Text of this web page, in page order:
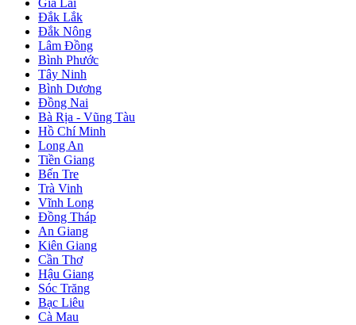
Gia Lai
Đắk Lắk
Đắk Nông
Lâm Đồng
Bình Phước
Tây Ninh
Bình Dương
Đồng Nai
Bà Rịa - Vũng Tàu
Hồ Chí Minh
Long An
Tiền Giang
Bến Tre
Trà Vinh
Vĩnh Long
Đồng Tháp
An Giang
Kiên Giang
Cần Thơ
Hậu Giang
Sóc Trăng
Bạc Liêu
Cà Mau